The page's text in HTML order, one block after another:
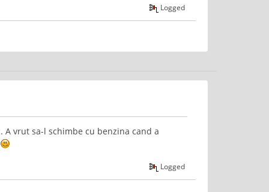
Logged
vrut sa-l schimbe cu benzina cand a
Logged